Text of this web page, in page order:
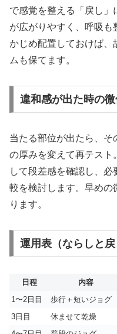
で感覚を整える「戻し」
が広がりやすく、呼吸も
かじめ配置しておけば、
ムも保てます。
違和感が出た時の
当たる部位が出たら、
の厚みを変えて再テスト
して段差感を確認し、
較を検討します。早めの
ります。
運用表（ならしと戻
日程 内容
1〜2日目
歩行＋短いジョグ
3日目
休ませて乾燥